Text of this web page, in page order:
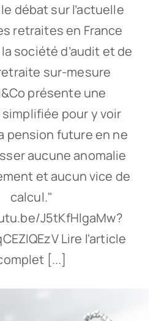
débat sur l’actuelle
retraites en France
société d’audit et de
sur-mesure
présente une
pour y voir
pension future en ne
aucune anomalie
et aucun vice de
calcul."
J5tKfHlgaMw?
Lire l'article
[...]